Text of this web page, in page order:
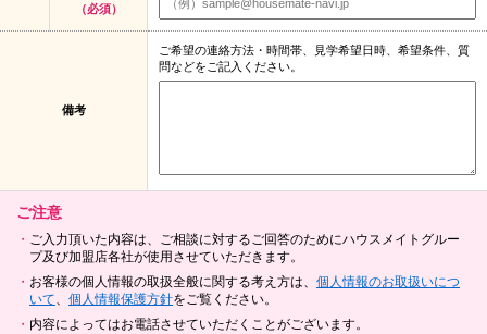
（必須）
備考
ご希望の連絡方法・時間帯、見学希望日時、希望条件、質
問などをご記入ください。
ご注意
ご入力頂いた内容は、ご相談に対するご回答のためにハウスメイトグルー
プ及び加盟店各社が使用させていただきます。
お客様の個人情報の取扱全般に関する考え方は、 個人情報のお取扱いにつ
いて
個人情報保護方針をご覧ください。
内容によってはお電話させていただくことがございます。